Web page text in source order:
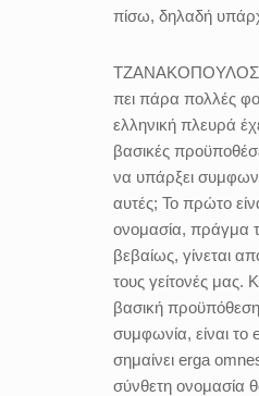
πίσω, δηλαδή
πει πάρα πολλές
ελληνική πλευρά
βασικές
να υπάρξει
αυτές; Το πρώτο
ονομασία, πράγμα
βεβαίως, γίνεται
τους γείτονές μας.
βασική
συμφωνία, είναι το
σημαίνει erga
σύνθετη ονομασία